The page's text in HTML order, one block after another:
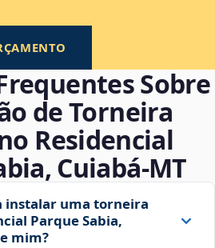
Sobre
de Torneira
Residencial
Cuiabá‑MT
instalar uma torneira
Parque Sabia,
mim?